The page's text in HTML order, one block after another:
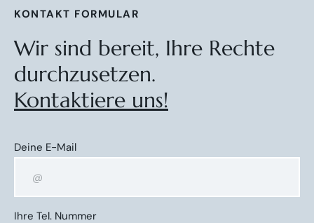
KONTAKT FORMULAR
Wir sind bereit, Ihre Rechte
durchzusetzen.
Kontaktiere uns!
Deine E-Mail
Ihre Tel. Nummer